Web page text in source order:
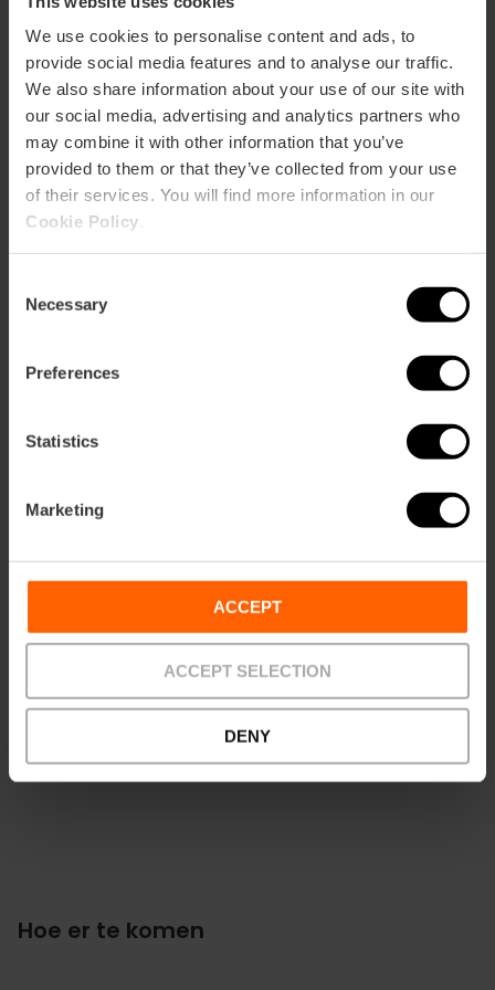
We use cookies to personalise content and ads, to
provide social media features and to analyse our traffic.
We also share information about your use of our site with
our social media, advertising and analytics partners who
may combine it with other information that you’ve
provided to them or that they’ve collected from your use
of their services. You will find more information in our
Cookie Policy
Selection
Necessary
Preferences
Statistics
Marketing
ACCEPT
ACCEPT SELECTION
DENY
Bekijk kaart
Routebeschrijving
Contact
Email*
Hoe er te komen